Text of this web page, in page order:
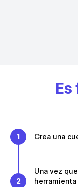
1 Crea una
2
Una vez